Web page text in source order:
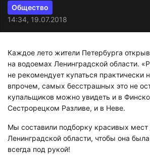
Общество
14:34, 19.07.2018
Каждое лето жители Петербурга
на водоемах Ленинградской области.
не рекомендует купаться практически
впрочем, самых бесстрашных это не
купальщиков можно увидеть и в
Сестрорецком Разливе, и в Неве.
Мы составили подборку красивых мест
Ленинградской области, чтобы она
всегда под рукой!